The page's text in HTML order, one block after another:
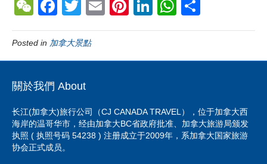
W
e
C
h
at
F
a
c
e
b
o
k
T
wi
tt
er
E
m
Pi
nt
e
Li
n
e
W
h
s
p
h
e
Posted in 加拿大景點
關於我們 About
长江(加拿大)旅行公司（CJ CANADA TRAVEL），位于加拿大西
海岸的温哥华市，经由加拿大BC省政府批准、加拿大旅游局颁发
执照 ( 执照号码 54238 ) 注册成立于2009年，系加拿大国家旅游
协会正式成员。